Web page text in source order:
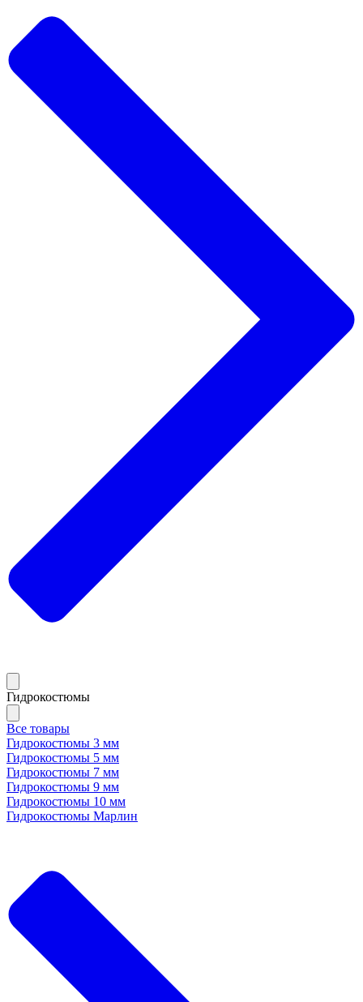
Гидрокостюмы
Все товары
Гидрокостюмы 3 мм
Гидрокостюмы 5 мм
Гидрокостюмы 7 мм
Гидрокостюмы 9 мм
Гидрокостюмы 10 мм
Гидрокостюмы Марлин